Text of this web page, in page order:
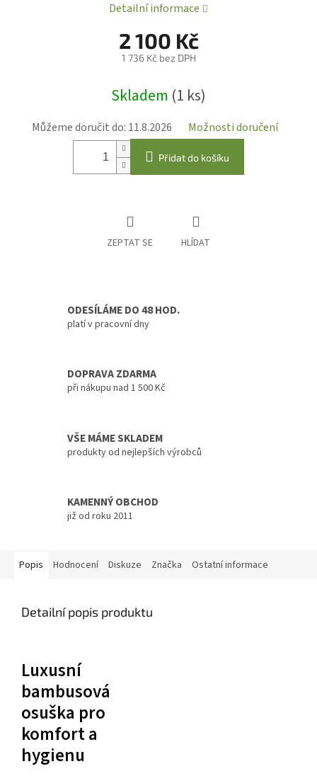
2 100 Kč
1 736 Kč bez DPH
cena:
Skladem (1 ks)
Můžeme doručit do: 11.8.2026 Možnosti doručení
Přidat do košíku
Detailní informace
ZEPTAT SE HLÍDAT
ODESÍLÁME DO 48 HOD.
platí v pracovní dny
DOPRAVA ZDARMA
při nákupu nad 1 500 Kč
VŠE MÁME SKLADEM
produkty od nejlepších výrobců
KAMENNÝ OBCHOD
již od roku 2011
Popis Hodnocení Diskuze Značka Ostatní informace
Detailní popis produktu
Luxusní
bambusová
osuška pro
komfort a
hygienu